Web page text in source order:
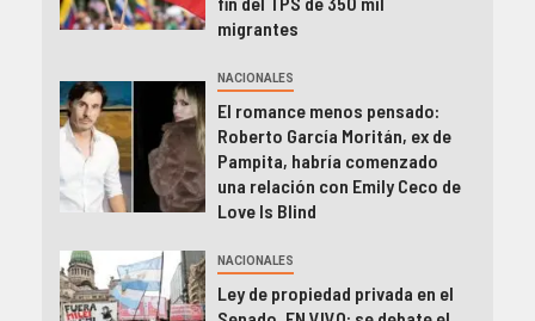
migrantes
NACIONALES
El romance menos pensado:
Roberto García Moritán, ex de
Pampita, habría comenzado
una relación con Emily Ceco de
Love Is Blind
NACIONALES
Ley de propiedad privada en el